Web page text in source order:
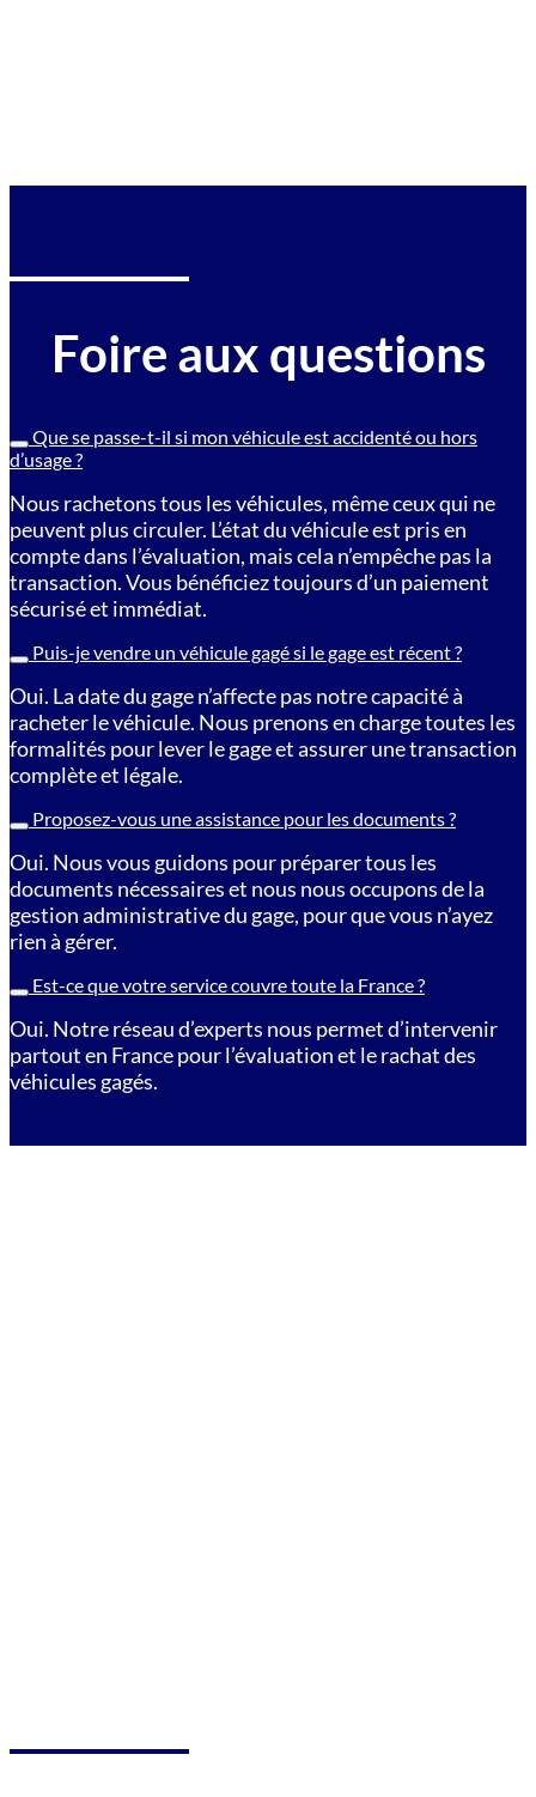
Foire aux questions
Que se passe-t-il si mon véhicule est accidenté ou hors
d’usage ?
Nous rachetons tous les véhicules, même ceux qui ne
peuvent plus circuler. L’état du véhicule est pris en
compte dans l’évaluation, mais cela n’empêche pas la
transaction. Vous bénéficiez toujours d’un paiement
sécurisé et immédiat.
Puis-je vendre un véhicule gagé si le gage est récent ?
Oui. La date du gage n’affecte pas notre capacité à
racheter le véhicule. Nous prenons en charge toutes les
formalités pour lever le gage et assurer une transaction
complète et légale.
Proposez-vous une assistance pour les documents ?
Oui. Nous vous guidons pour préparer tous les
documents nécessaires et nous nous occupons de la
gestion administrative du gage, pour que vous n’ayez
rien à gérer.
Est-ce que votre service couvre toute la France ?
Oui. Notre réseau d’experts nous permet d’intervenir
partout en France pour l’évaluation et le rachat des
véhicules gagés.